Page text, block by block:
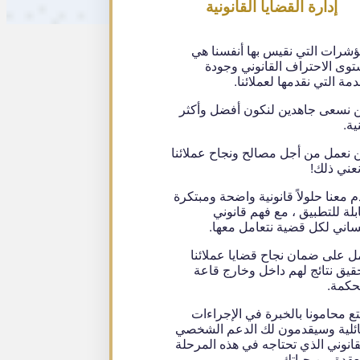
إدارة القضايا القانونية
التي نقيس بها أنفسنا هي
الاحتراف القانوني وجودة
التي نقدمها لعملائنا.
نسعى جاهدين لنكون أفضل وأكثر
نعمل من أجل مصالح ونجاح عملائنا
ذلك!
معنا حلولاً قانونية واضحة ومبتكرة
للتطبيق ، مع فهم قانوني
لكل قضية نتعامل معها.
على ضمان نجاح قضايا عملائنا
نتائج لهم داخل وخارج قاعة
محامونا بالخبرة في الإجراءات
وسيقدمون لك الدعم الشخصي
الذي تحتاجه في هذه المرحلة